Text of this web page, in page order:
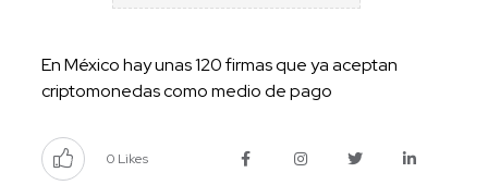
En México hay unas 120 firmas que ya aceptan
criptomonedas como medio de pago
0 Likes